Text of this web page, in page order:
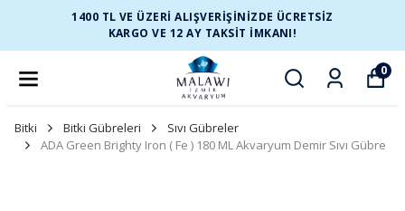
1400 TL VE ÜZERİ ALIŞVERİŞİNİZDE ÜCRETSİZ
KARGO VE 12 AY TAKSİT İMKANI!
0
Bitki Bitki Gübreleri
Sıvı Gübreler
ADA Green Brighty Iron ( Fe ) 180 ML Akvaryum Demir Sıvı Gübre